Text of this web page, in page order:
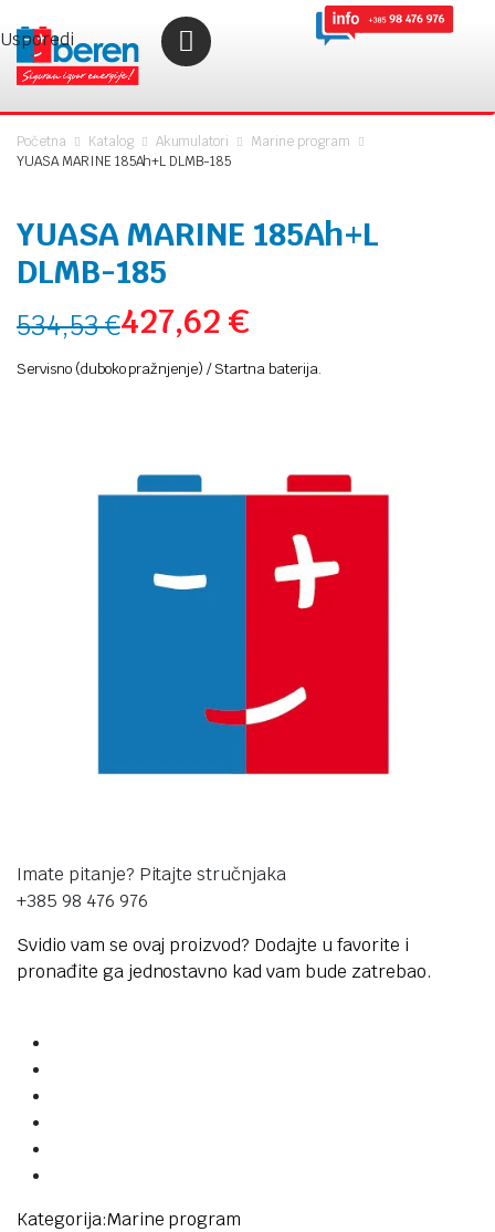
Početna Katalog Akumulatori
Marine program
YUASA MARINE 185Ah+L DLMB-185
YUASA MARINE 185Ah+L
DLMB-185
534,53€427,62€
Servisno (duboko pražnjenje) / Startna baterija.
Imate pitanje? Pitajte stručnjaka
+385 98 476 976
Svidio vam se ovaj proizvod? Dodajte u favorite i
pronađite ga jednostavno kad vam bude zatrebao.
Kategorija:Marine program
Usporedi